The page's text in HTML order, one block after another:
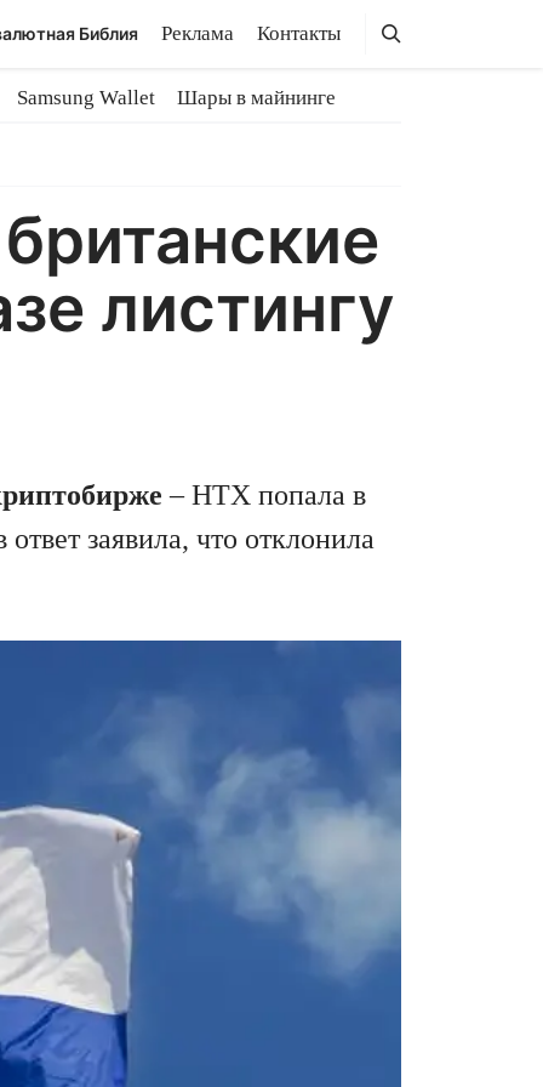
Библия Реклама Контакты Поиск
Поиск
Samsung Wallet Шары в майнинге
листингу
– HTX попала в
заявила, что отклонила